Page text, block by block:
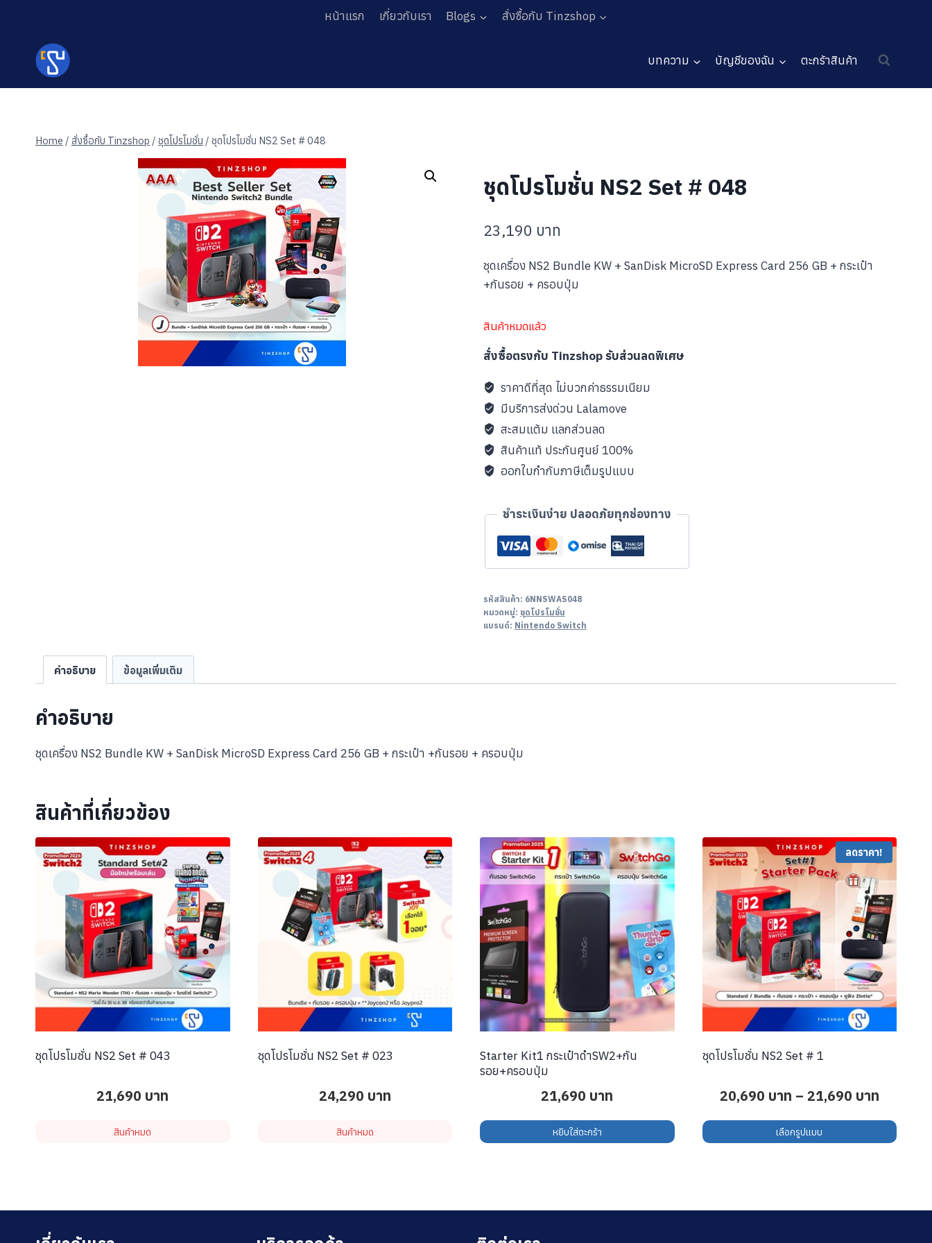
content
หน้าแรก เกี่ยวกับเรา Blogs สั่งซื้อกับ Tinzshop
บทความ บัญชีของฉัน ตะกร้าสินค้า
Home / สั่งซื้อกับ Tinzshop / ชุดโปรโมชั่น / ชุดโปรโมชั่น NS2 Set # 048
ชุดโปรโมชั่น NS2 Set # 048
23,190 บาท
ชุดเครื่อง NS2 Bundle KW + SanDisk MicroSD Express Card 256 GB + กระเป๋า
+กันรอย + ครอบปุ่ม
สินค้าหมดแล้ว
สั่งซื้อตรงกับ Tinzshop รับส่วนลดพิเศษ
ราคาดีที่สุด ไม่บวกค่าธรรมเนียม
มีบริการส่งด่วน Lalamove
สะสมแต้ม แลกส่วนลด
สินค้าแท้ ประกันศูนย์ 100%
ออกใบกำกับภาษีเต็มรูปแบบ
ชำระเงินง่าย ปลอดภัยทุกช่องทาง
รหัสสินค้า: 6NNSWAS048
หมวดหมู่: ชุดโปรโมชั่น
แบรนด์: Nintendo Switch
คำอธิบาย ข้อมูลเพิ่มเติม
คำอธิบาย
ชุดเครื่อง NS2 Bundle KW + SanDisk MicroSD Express Card 256 GB + กระเป๋า +กันรอย + ครอบปุ่ม
สินค้าที่เกี่ยวข้อง
ชุดโปรโมชั่น NS2 Set # 043
21,690 บาท
สินค้าหมด
ชุดโปรโมชั่น NS2 Set # 023
24,290 บาท
สินค้าหมด
Starter Kit1 กระเป๋าดำSW2+กัน
รอย+ครอบปุ่ม
21,690 บาท
หยิบใส่ตะกร้า
ลดราคา!
ชุดโปรโมชั่น NS2 Set # 1
20,690 บาท – 21,690 บาทPrice
range:
20,690
เลือกรูปแบบ
multiple